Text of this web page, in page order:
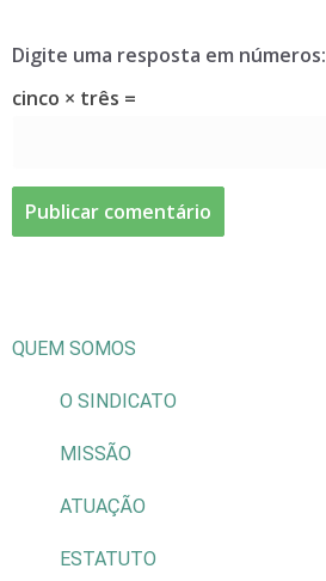
Digite uma resposta em números:
cinco × três =
QUEM SOMOS
O SINDICATO
MISSÃO
ATUAÇÃO
ESTATUTO